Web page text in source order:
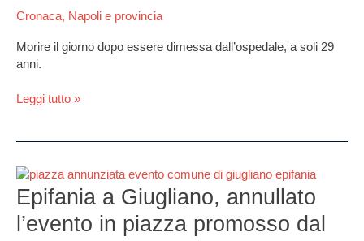
Cronaca, Napoli e provincia
Morire il giorno dopo essere dimessa dall’ospedale, a soli 29
anni.
dopo
Teresa
aveva
29
Leggi tutto »
Epifania a Giugliano, annullato
l’evento in piazza promosso dal
Epifania
a
Giugliano,
annullato